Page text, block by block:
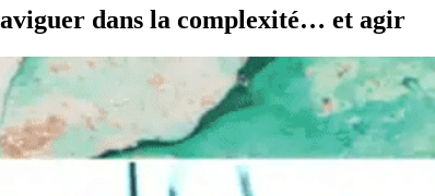
dans la complexité… et agir